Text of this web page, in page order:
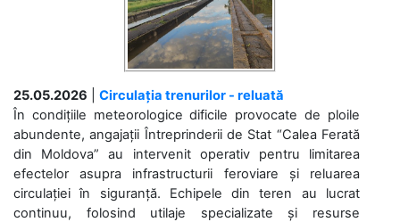
25.05.2026
Circulația trenurilor - reluată
În condițiile meteorologice dificile provocate de ploile
abundente, angajații Întreprinderii de Stat “Calea Ferată
din Moldova” au intervenit operativ pentru limitarea
efectelor asupra infrastructurii feroviare și reluarea
circulației în siguranță. Echipele din teren au lucrat
continuu, folosind utilaje specializate și resurse